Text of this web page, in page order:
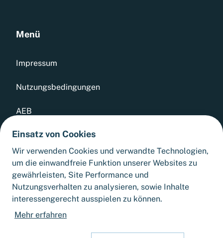
Menü
Impressum
Nutzungsbedingungen
AEB
Datenschutz
Whistleblowing Tool
Sitemap
Cookie-Einstellungen
Einsatz von Cookies
Wir verwenden Cookies und verwandte Technologien,
um die einwandfreie Funktion unserer Websites zu
gewährleisten, Site Performance und
Nutzungsverhalten zu analysieren, sowie Inhalte
interessengerecht ausspielen zu können.
Mehr erfahren